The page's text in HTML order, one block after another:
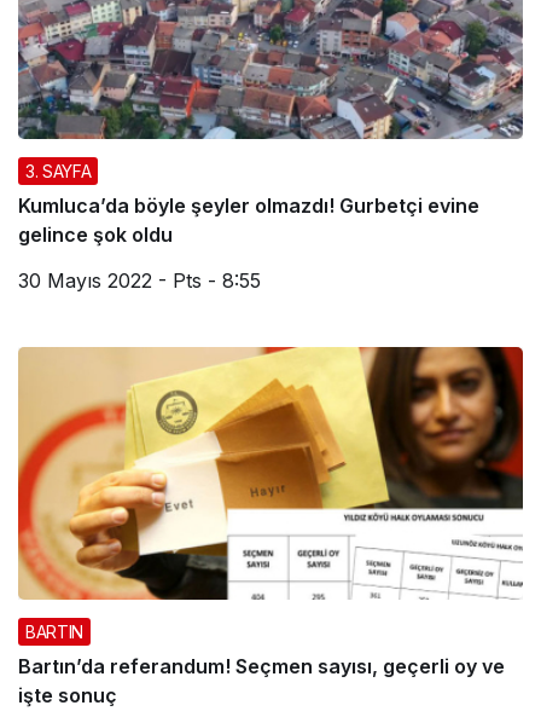
3. SAYFA
Kumluca’da böyle şeyler olmazdı! Gurbetçi evine
gelince şok oldu
30 Mayıs 2022 - Pts - 8:55
BARTIN
Bartın’da referandum! Seçmen sayısı, geçerli oy ve
işte sonuç